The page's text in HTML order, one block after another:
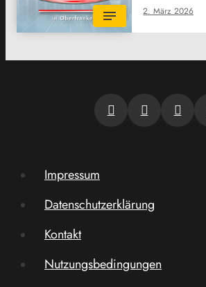
2. März 2026
Impressum
Datenschutzerklärung
Kontakt
Nutzungsbedingungen